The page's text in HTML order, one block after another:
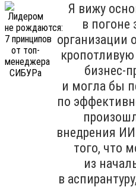
Я вижу
в погоне
организации
бизнес-
и могла бы
по
внедрения
того, что
из
в